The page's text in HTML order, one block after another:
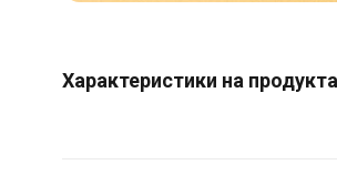
Характеристики на продукта